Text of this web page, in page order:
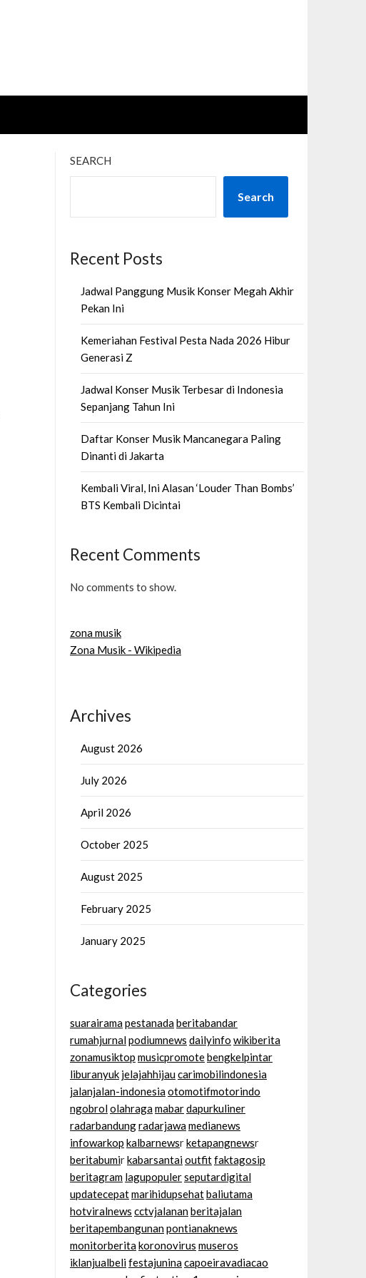
SEARCH
Search
Recent Posts
Jadwal Panggung Musik Konser Megah Akhir
Pekan Ini
Kemeriahan Festival Pesta Nada 2026 Hibur
Generasi Z
Jadwal Konser Musik Terbesar di Indonesia
Sepanjang Tahun Ini
Daftar Konser Musik Mancanegara Paling
Dinanti di Jakarta
Kembali Viral, Ini Alasan ‘Louder Than Bombs’
BTS Kembali Dicintai
Recent Comments
No comments to show.
zona musik
Zona Musik - Wikipedia
Archives
August 2026
July 2026
April 2026
October 2025
August 2025
February 2025
January 2025
Categories
suarairamapestanadaberitabandar
rumahjurnalpodiumnews dailyinfo wikiberita
zonamusiktop musicpromotebengkelpintar
liburanyuk jelajahhijaucarimobilindonesia
jalanjalan-indonesiaotomotifmotorindo
ngobrololahragamabardapurkuliner
radarbandungradarjawamedianews
infowarkop kalbarnewsrketapangnewsr
beritabumirkabarsantaioutfitfaktagosip
beritagram lagupopulerseputardigital
updatecepatmarihidupsehatbaliutama
hotviralnews cctvjalananberitajalan
beritapembangunanpontianaknews
monitorberitakoronovirus museros
iklanjualbelifestajuninacapoeiravadiacao